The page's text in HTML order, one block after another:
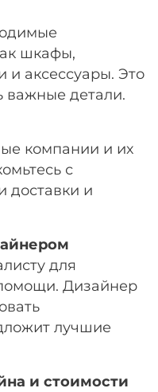
шкафы,
и аксессуары. Это
важные детали.
компании и их
с
доставки и
для
Дизайнер
лучшие
и стоимости